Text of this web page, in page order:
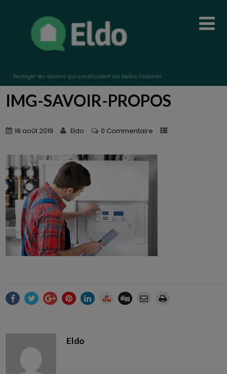
Partager les savoirs qui construisent les belles histoires
IMG-SAVOIR-PROPOS
18 août 2019 Eldo 0 Commentaire
Eldo